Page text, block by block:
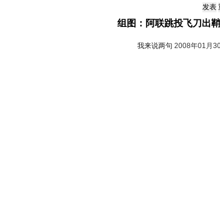
组图：阿联跳投飞刀出
我来说两句 2008年01月